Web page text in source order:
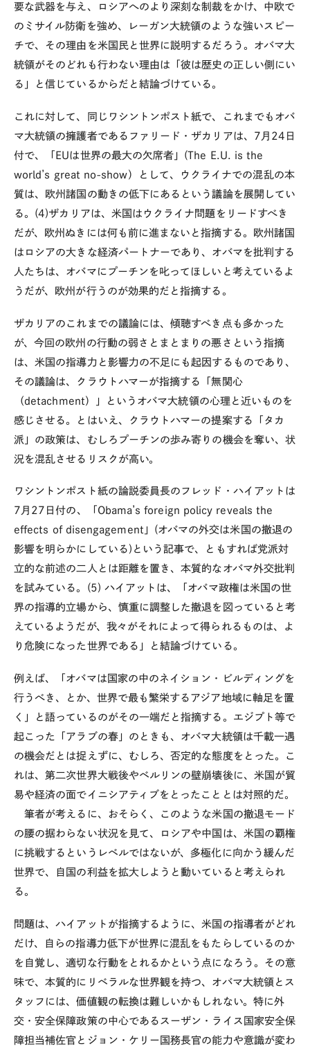
要な武器を与え、ロシアへのより深刻な制裁をかけ、中欧で
のミサイル防衛を強め、レーガン大統領のような強いスピー
チで、その理由を米国民と世界に説明するだろう。オバマ大
統領がそのどれも行わない理由は「彼は歴史の正しい側にい
る」と信じているからだと結論づけている。
これに対して、同じワシントンポスト紙で、これまでもオバ
マ大統領の擁護者であるファリード・ザカリアは、7月24日
付で、「EUは世界の最大の欠席者」(The E.U. is the
world’s great no-show）として、ウクライナでの混乱の本
質は、欧州諸国の動きの低下にあるという議論を展開してい
る。(4)ザカリアは、米国はウクライナ問題をリードすべき
だが、欧州ぬきには何も前に進まないと指摘する。欧州諸国
はロシアの大きな経済パートナーであり、オバマを批判する
人たちは、オバマにプーチンを叱ってほしいと考えているよ
うだが、欧州が行うのが効果的だと指摘する。
ザカリアのこれまでの議論には、傾聴すべき点も多かった
が、今回の欧州の行動の弱さとまとまりの悪さという指摘
は、米国の指導力と影響力の不足にも起因するものであり、
その議論は、クラウトハマーが指摘する「無関心
（detachment）」というオバマ大統領の心理と近いものを
感じさせる。とはいえ、クラウトハマーの提案する「タカ
派」の政策は、むしろプーチンの歩み寄りの機会を奪い、状
況を混乱させるリスクが高い。
ワシントンポスト紙の論説委員長のフレッド・ハイアットは
7月27日付の、「Obama’s foreign policy reveals the
effects of disengagement」(オバマの外交は米国の撤退の
影響を明らかにしている)という記事で、ともすれば党派対
立的な前述の二人とは距離を置き、本質的なオバマ外交批判
を試みている。(5) ハイアットは、「オバマ政権は米国の世
界の指導的立場から、慎重に調整した撤退を図っていると考
えているようだが、我々がそれによって得られるものは、よ
り危険になった世界である」と結論づけている。
例えば、「オバマは国家の中のネイション・ビルディングを
行うべき、とか、世界で最も繁栄するアジア地域に軸足を置
く」と語っているのがその一端だと指摘する。エジプト等で
起こった「アラブの春」のときも、オバマ大統領は千載一遇
の機会だとは捉えずに、むしろ、否定的な態度をとった。こ
れは、第二次世界大戦後やベルリンの壁崩壊後に、米国が貿
易や経済の面でイニシアティブをとったこととは対照的だ。
筆者が考えるに、おそらく、このような米国の撤退モード
の腰の据わらない状況を見て、ロシアや中国は、米国の覇権
に挑戦するというレベルではないが、多極化に向かう緩んだ
世界で、自国の利益を拡大しようと動いていると考えられ
る。
問題は、ハイアットが指摘するように、米国の指導者がどれ
だけ、自らの指導力低下が世界に混乱をもたらしているのか
を自覚し、適切な行動をとれるかという点になろう。その意
味で、本質的にリベラルな世界観を持つ、オバマ大統領とス
タッフには、価値観の転換は難しいかもしれない。特に外
交・安全保障政策の中心であるスーザン・ライス国家安全保
障担当補佐官とジョン・ケリー国務長官の能力や意識が変わ